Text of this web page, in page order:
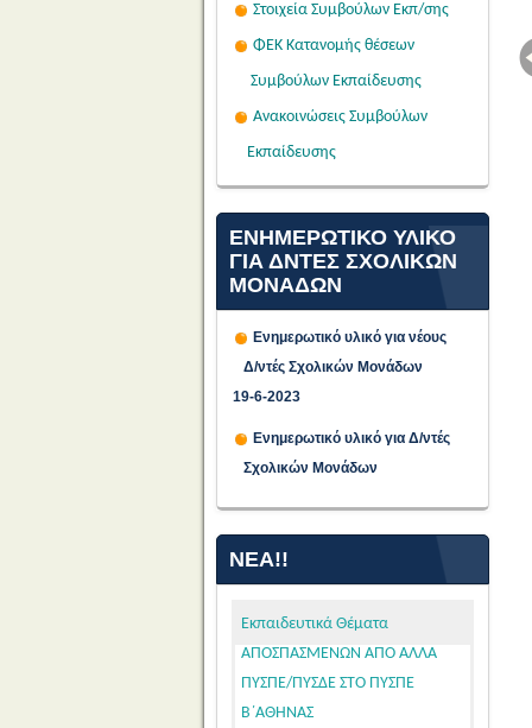
Στοιχεία Συμβούλων Εκπ/σης
ΦΕΚ Κατανομής θέσεων
Συμβούλων Εκπαίδευσης
Ανακοινώσεις Συμβούλων
Εκπαίδευσης
ΕΝΗΜΕΡΩΤΙΚΟ ΥΛΙΚΟ
ΓΙΑ ΔΝΤΕΣ ΣΧΟΛΙΚΩΝ
ΜΟΝΑΔΩΝ
Ενημερωτικό υλικό για νέους
Δ/ντές Σχολικών Μονάδων
19-6-2023
Ενημερωτικό υλικό για Δ/ντές
Σχολικών Μονάδων
ΝΈΑ!!
Εκπαιδευτικά Θέματα
ΠΡΟΣΩΡΙΝΕΣ
ΤΟΠΟΘΕΤΗΣΕΙΣ ΓΙΑ ΤΟ
ΤΟΠΟΘΕΤΗΣΕΙΣ
ΑΠΟΣΠΑΣΜΕΝΩΝ
ΜΕΛΩΝ ΕΕΠ-ΕΒΠ 2026-27
(ΠΥΣΕΕΠ ΑΤΤΙΚΗΣ)